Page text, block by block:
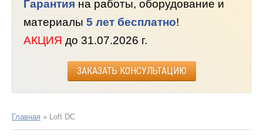
Гарантия на работы, оборудование и
материалы 5 лет бесплатно!
АКЦИЯ до 31.07.2026 г.
ЗАКАЗАТЬ КОНСУЛЬТАЦИЮ
Главная » Loft DC